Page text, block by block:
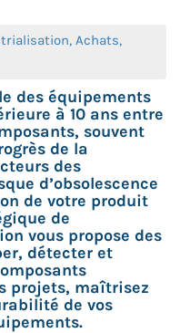
Achats,
des équipements
à 10 ans entre
souvent
de la
des
d’obsolescence
de votre produit
de
vous propose des
détecter et
projets, maîtrisez
de vos